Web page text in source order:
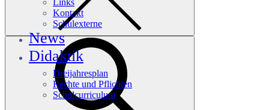
Links
Kontakt
Schulexterne
News
Didaktik
Dreijahresplan
Rechte und Pflichten
Schulcurriculum